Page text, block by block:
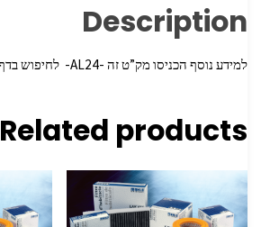
Description
למידע נוסף הכניסו מק”ט זה -AL24- לחיפוש בדף הקישור באתר היצרן
Related products